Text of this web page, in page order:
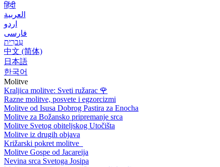
हिंदी
العربية
اردو
فارسی
עִברִית
中文 (简体)
日本語
한국어
Molitve
Kraljica molitve: Sveti ružarac 🌹
Razne molitve, posvete i egzorcizmi
Molitve od Isusa Dobrog Pastira za Enocha
Molitve za Božansko pripremanje srca
Molitve Svetog obiteljskog Utočišta
Molitve iz drugih objava
Križarski pokret molitve
Molitve Gospe od Jacareija
Nevina srca Svetoga Josipa